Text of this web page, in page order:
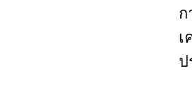
ก
เ
ป